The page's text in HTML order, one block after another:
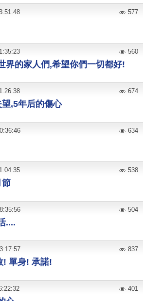
577
界的家人們,希望你們一切都好!
560
,5年后的傷心
674
634
節
538
....
504
! 單身! 承諾!
837
401